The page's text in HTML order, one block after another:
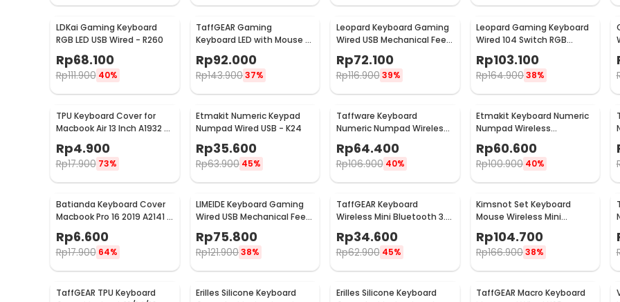
LDKai Gaming Keyboard
RGB LED USB Wired - R260
Rp68.100
Rp111.900 40%
TaffGEAR Gaming
Keyboard LED with Mouse -
Rp92.000
Rp143.90037%
Leopard Keyboard Gaming
Wired USB Mechanical Feel
Rp72.100
Rp116.900 39%
Leopard Gaming Keyboard
Wired 104 Switch RGB
Backlight - G700
Rp103.100
Rp164.90038%
TPU Keyboard Cover for
Macbook Air 13 Inch A1932 -
Rp4.900
Rp17.900 73%
Etmakit Numeric Keypad
Numpad Wired USB - K24
Rp35.600
Rp63.900 45%
Taffware Keyboard
Numeric Numpad Wireless
Bluetooth Soft Switch
Keypad - E094BT
Rp64.400
Rp106.900 40%
Etmakit Keyboard Numeric
Numpad Wireless
Mechanical 2.4GHz - 525
Rp60.600
Rp100.900 40%
Batianda Keyboard Cover
Macbook Pro 16 2019 A2141 &
13 2020 A2289 - LK19
Rp6.600
Rp17.900 64%
LIMEIDE Keyboard Gaming
Wired USB Mechanical Feel
RGB 104 Key - GTX300
Rp75.800
Rp121.90038%
TaffGEAR Keyboard
Wireless Mini Bluetooth 3.0
Rechargeable - JP100
Rp34.600
Rp62.900 45%
Kimsnot Set Keyboard
Mouse Wireless Mini
- KM-911
Rp104.700
Rp166.90038%
TaffGEAR TPU Keyboard
Erilles Silicone Keyboard
Erilles Silicone Keyboard
TaffGEAR Macro Keyboard